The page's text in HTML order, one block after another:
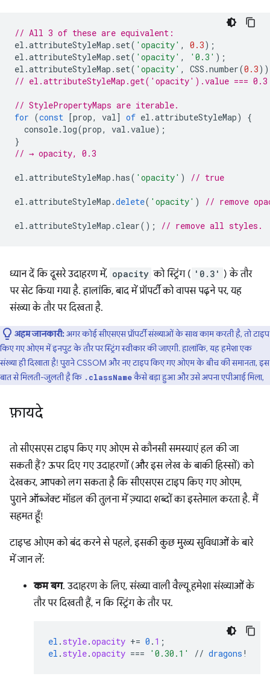
// All 3 of these are equivalent:
el .attributeStyleMap . set( 'opacity' , 0.3);
el .attributeStyleMap . set( 'opacity' , '0.3' );
el .attributeStyleMap . set( 'opacity' , CSS .number(0.3
// el.attributeStyleMap.get('opacity').value === 0.3
// StylePropertyMaps are iterable.
for (const [prop, val] of el .attributeStyleMap)
{
console. log(prop, val .value);
}
// → opacity, 0.3
el .attributeStyleMap .has( 'opacity' ) // true
el .attributeStyleMap .delete( 'opacity' ) // remove
el .attributeStyleMap .clear(); // remove all styles.
ध्यान दें कि दूसरे उदाहरण में, opacity को स्ट्रिंग ( '0.3' ) के तौर
पर सेट किया गया है. हालांकि, बाद में प्रॉपर्टी को वापस पढ़ने पर, यह
संख्या के तौर पर दिखता है.
अहम जानकारी:अगर कोई सीएसएस प्रॉपर्टी संख्याओं के साथ काम करती है, तो टाइप
किए गए ओएम में इनपुट के तौर पर स्ट्रिंग स्वीकार की जाएगी. हालांकि, यह हमेशा एक
संख्या ही दिखाता है! पुराने CSSOM और नए टाइप किए गए ओएम के बीच की समानता, इस
बात से मिलती-जुलती है कि .classNameकैसे बड़ा हुआ और उसे अपना एपीआई मिला,
फ़ायदे
तो सीएसएस टाइप किए गए ओएम से कौनसी समस्याएं हल की जा
सकती हैं? ऊपर दिए गए उदाहरणों (और इस लेख के बाकी हिस्सों) को
देखकर, आपको लग सकता है कि सीएसएस टाइप किए गए ओएम,
पुराने ऑब्जेक्ट मॉडल की तुलना में ज़्यादा शब्दों का इस्तेमाल करता है. मैं
सहमत हूँ!
टाइप्ड ओएम को बंद करने से पहले, इसकी कुछ मुख्य सुविधाओं के बारे
में जान लें:
कम बग. उदाहरण के लिए, संख्या वाली वैल्यू हमेशा संख्याओं के
तौर पर दिखती हैं, न कि स्ट्रिंग के तौर पर.
el . style.opacity += 0 . 1 ;
el . style.opacity === '0.30.1' // dragons !